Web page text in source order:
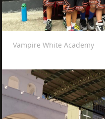
Vampire White Academy